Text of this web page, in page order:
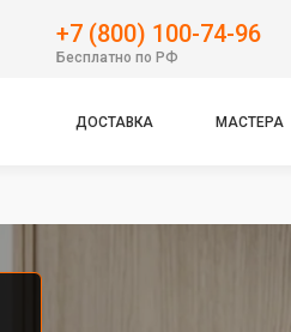
+7 (800) 100-74-96
Бесплатно по РФ
ДОСТАВКА МАСТЕРА